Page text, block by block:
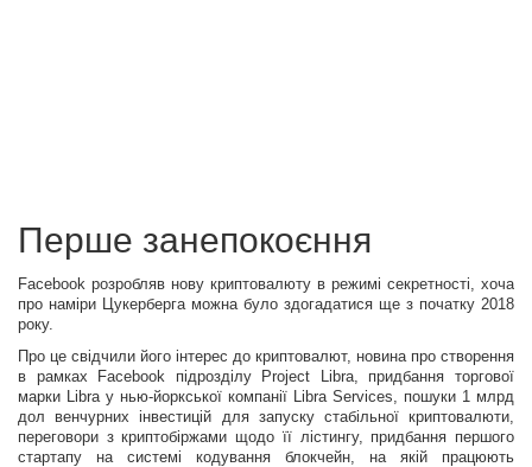
Перше занепокоєння
Facebook розробляв нову криптовалюту в режимі секретності, хоча
про наміри Цукерберга можна було здогадатися ще з початку 2018
року.
Про це свідчили його інтерес до криптовалют, новина про створення
в рамках Facebook підрозділу Project Libra, придбання торгової
марки Libra у нью-йоркської компанії Libra Services, пошуки 1 млрд
дол венчурних інвестицій для запуску стабільної криптовалюти,
переговори з криптобіржами щодо її лістингу, придбання першого
стартапу на системі кодування блокчейн, на якій працюють